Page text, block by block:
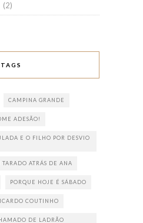
(2)
TAGS
CAMPINA GRANDE
ADESÃO!
E O FILHO POR DESVIO
ATRÁS DE ANA
PORQUE HOJE É SÁBADO
COUTINHO
DE LADRÃO